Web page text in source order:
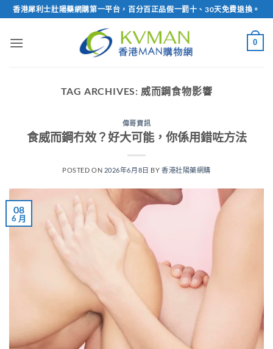
Skip
to
content
香港犀利士壯陽藥網購第一平台，百分百正品假一罰十、30天免費退換。
0
TAG ARCHIVES: 威而鋼食物影響
偉哥資訊
食威而鋼冇效？好大可能，你係用錯咗方法
POSTED ON 2026年6月8日 BY 香港壯陽藥網購
08
6 月